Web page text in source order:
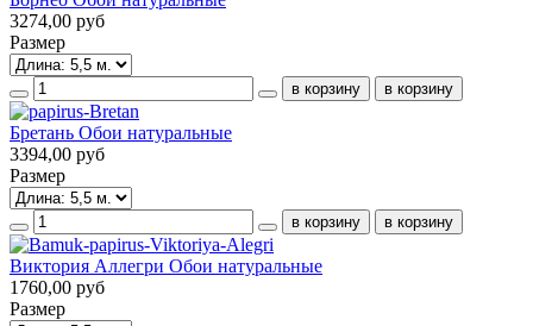
3274,00 руб
Размер
Бретань Обои натуральные
3394,00 руб
Размер
Виктория Аллегри Обои натуральные
1760,00 руб
Размер